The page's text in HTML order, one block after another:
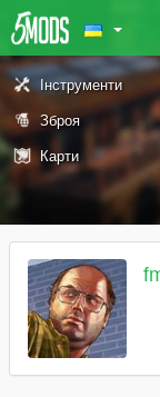
Інструменти
Зброя
Карти